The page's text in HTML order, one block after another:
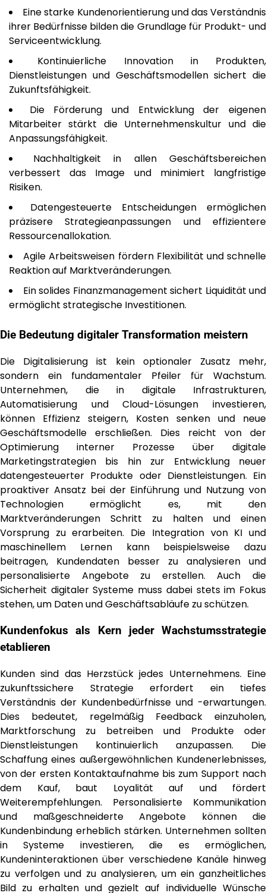
Eine starke Kundenorientierung und das Verständnis
ihrer Bedürfnisse bilden die Grundlage für Produkt- und
Serviceentwicklung.
Kontinuierliche Innovation in Produkten,
Dienstleistungen und Geschäftsmodellen sichert die
Zukunftsfähigkeit.
Die Förderung und Entwicklung der eigenen
Mitarbeiter stärkt die Unternehmenskultur und die
Anpassungsfähigkeit.
Nachhaltigkeit in allen Geschäftsbereichen
verbessert das Image und minimiert langfristige
Risiken.
Datengesteuerte Entscheidungen ermöglichen
präzisere Strategieanpassungen und effizientere
Ressourcenallokation.
Agile Arbeitsweisen fördern Flexibilität und schnelle
Reaktion auf Marktveränderungen.
Ein solides Finanzmanagement sichert Liquidität und
ermöglicht strategische Investitionen.
Die Bedeutung digitaler Transformation meistern
Die Digitalisierung ist kein optionaler Zusatz mehr,
sondern ein fundamentaler Pfeiler für Wachstum.
Unternehmen, die in digitale Infrastrukturen,
Automatisierung und Cloud-Lösungen investieren,
können Effizienz steigern, Kosten senken und neue
Geschäftsmodelle erschließen. Dies reicht von der
Optimierung interner Prozesse über digitale
Marketingstrategien bis hin zur Entwicklung neuer
datengesteuerter Produkte oder Dienstleistungen. Ein
proaktiver Ansatz bei der Einführung und Nutzung von
Technologien ermöglicht es, mit den
Marktveränderungen Schritt zu halten und einen
Vorsprung zu erarbeiten. Die Integration von KI und
maschinellem Lernen kann beispielsweise dazu
beitragen, Kundendaten besser zu analysieren und
personalisierte Angebote zu erstellen. Auch die
Sicherheit digitaler Systeme muss dabei stets im Fokus
stehen, um Daten und Geschäftsabläufe zu schützen.
Kundenfokus als Kern jeder Wachstumsstrategie
etablieren
Kunden sind das Herzstück jedes Unternehmens. Eine
zukunftssichere Strategie erfordert ein tiefes
Verständnis der Kundenbedürfnisse und -erwartungen.
Dies bedeutet, regelmäßig Feedback einzuholen,
Marktforschung zu betreiben und Produkte oder
Dienstleistungen kontinuierlich anzupassen. Die
Schaffung eines außergewöhnlichen Kundenerlebnisses,
von der ersten Kontaktaufnahme bis zum Support nach
dem Kauf, baut Loyalität auf und fördert
Weiterempfehlungen. Personalisierte Kommunikation
und maßgeschneiderte Angebote können die
Kundenbindung erheblich stärken. Unternehmen sollten
in Systeme investieren, die es ermöglichen,
Kundeninteraktionen über verschiedene Kanäle hinweg
zu verfolgen und zu analysieren, um ein ganzheitliches
Bild zu erhalten und gezielt auf individuelle Wünsche